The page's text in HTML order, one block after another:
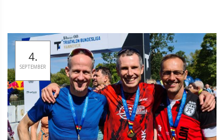
4.
SEPTEMBER